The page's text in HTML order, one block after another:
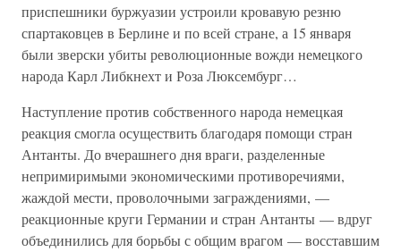
приспешники буржуазии устроили кровавую резню
спартаковцев в Берлине и по всей стране, а 15 января
были зверски убиты революционные вожди немецкого
народа Карл Либкнехт и Роза Люксембург…
Наступление против собственного народа немецкая
реакция смогла осуществить благодаря помощи стран
Антанты. До вчерашнего дня враги, разделенные
непримиримыми экономическими противоречиями,
жаждой мести, проволочными заграждениями, —
реакционные круги Германии и стран Антанты — вдруг
объединились для борьбы с общим врагом — восставшим